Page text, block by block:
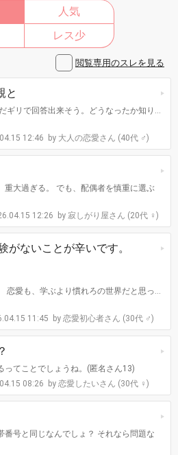
人気
レス少
閲覧専用のスレを見る
と
ギリで回答出来そう。どうなったか知り…
12:46 大人の恋愛さん (40代 ♂)
重大過ぎる。 でも、配偶者を慎重に選ぶ
12:26 寂しがり屋さん (20代 ♀)
がないことが辛いです。
恋愛も、学ぶより慣れろの世界だと思っ…
11:45 恋愛初心者さん (30代 ♂)
ってことでしょうね。(匿名さん13)
08:26 恋愛したいさん (30代 ♀)
番号と同じなんでしょ？ それなら問題な